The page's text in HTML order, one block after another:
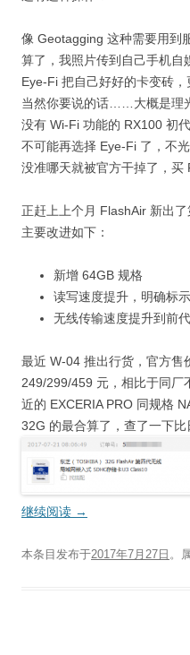
像 Geotagging 这种需要用到
算了，我照片传到自己手机自
Eye-Fi 把自己好好的卡变砖，
当然你要说的话……大概是理
没有 Wi-Fi 功能的 RX100 初
不可能再选择 Eye-Fi 了，不
没准哪天就被官方干掉了，买
正赶上上个月 FlashAir 新出
主要改进如下：
新增 64GB 规格
读写速度提升，明确标
无线传输速度提升到前
最近 W-04 推出行货，官方售
249/299/459 元，相比于同厂
近的 EXCERIA PRO 同规格
32G 的最合算了，查了一下比
继续阅读 →
本条目发布于2017年7月27日 。